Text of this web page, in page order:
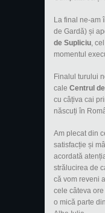
La final ne-am
de Gardă) și
de Supliciu ,
momentul
Finalul turului
cale Centrul
cu câțiva cai
născuți în
Am plecat din
satisfacție și
acordată
strălucirea de
că vom reveni
cele câteva
o mică parte